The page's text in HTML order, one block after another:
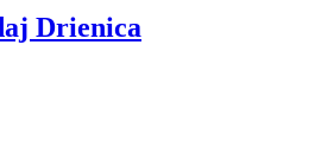
Drienica